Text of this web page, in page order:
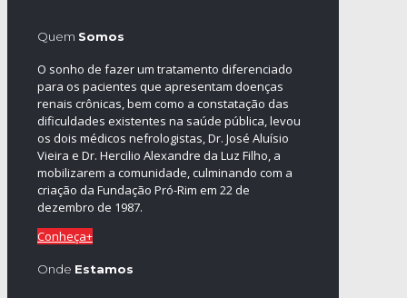
Quem Somos
O sonho de fazer um tratamento diferenciado
para os pacientes que apresentam doenças
renais crônicas, bem como a constatação das
dificuldades existentes na saúde pública, levou
os dois médicos nefrologistas, Dr. José Aluísio
Vieira e Dr. Hercilio Alexandre da Luz Filho, a
mobilizarem a comunidade, culminando com a
criação da Fundação Pró-Rim em 22 de
dezembro de 1987.
Conheça+
Onde Estamos